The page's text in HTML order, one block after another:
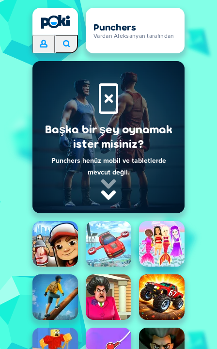
Punchers
Vardan Aleksanyan tarafından
Başka bir şey oynamak
ister misiniz?
Punchers henüz mobil ve tabletlerde
mevcut değil.